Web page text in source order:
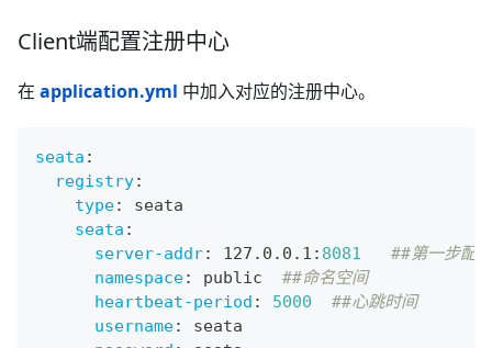
Client端配置注册中心
在 application.yml 中加入对应的注册中心。
seata :
registry:
type:
seata
seata :
server-addr: 127.0.0.1 : 8081
##第一步配
namespace: public ##命名空间
heartbeat-period : 5000
##心跳时间
username:
seata